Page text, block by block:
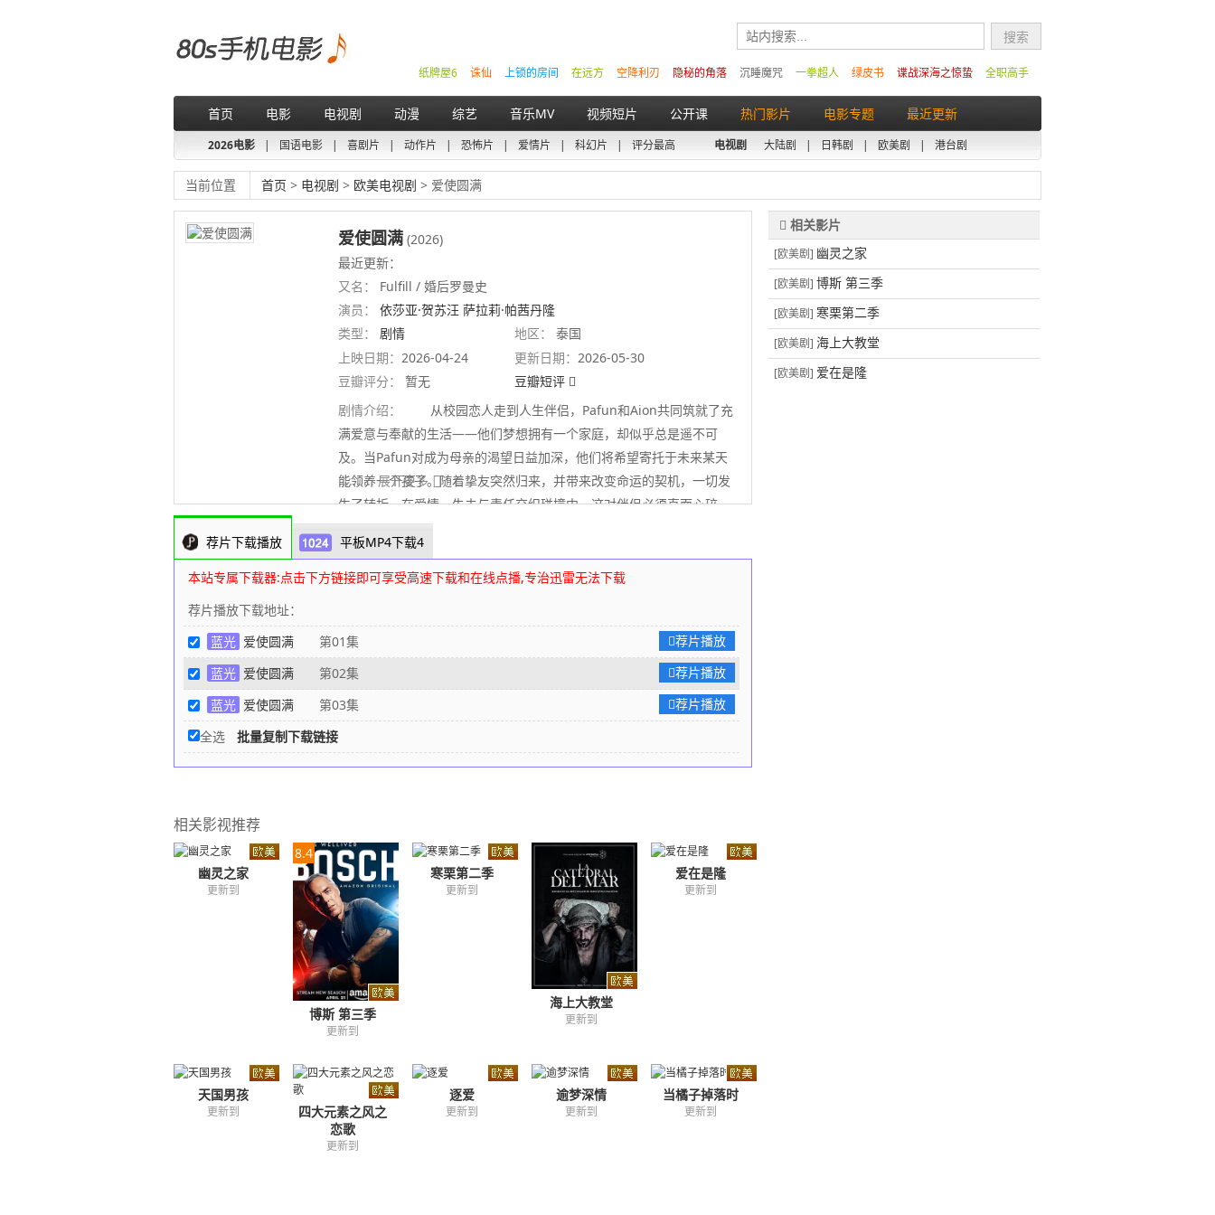
全职高手
谍战深海之惊蛰
绿皮书
一拳超人
沉睡魔咒
隐秘的角落
空降利刃
在远方
上锁的房间
诛仙
纸牌屋6
首页 电影 电视剧 动漫 综艺 音乐MV 视频短片 公开课 热门影片 电影专题 最近更新
2026电影 | 国语电影 | 喜剧片 | 动作片 | 恐怖片 | 爱情片 | 科幻片 | 评分最高 电视剧 大陆剧 | 日韩剧 | 欧美剧 | 港台剧
当前位置 首页 > 电视剧 > 欧美电视剧 > 爱使圆满
爱使圆满 (2026)
最近更新：
又名：
Fulfill / 婚后罗曼史
演员：
依莎亚·贺苏汪 萨拉莉·帕茜丹隆
类型：
剧情 地区：
泰国
上映日期： 2026-04-24 更新日期： 2026-05-30
豆瓣评分：
暂无
豆瓣短评
剧情介绍：
从校园恋人走到人生伴侣，Pafun和Aion共同筑就了充
满爱意与奉献的生活——他们梦想拥有一个家庭，却似乎总是遥不可
及。当Pafun对成为母亲的渴望日益加深，他们将希望寄托于未来某天
能领养一个孩子。随着挚友突然归来，并带来改变命运的契机，一切发
生了转折。在爱情、失去与责任交织碰撞中，这对伴侣必须直面心碎、
学会坚韧，并迎接成为新手父母的重重挑战。圆满是一段温柔而动人的
旅程，颂扬了“选择的家人”的意义，以及用爱填补生命缺口的温暖力量
80s高清电影下载网编辑整理
.......... 展开更多
荐片下载播放 平板MP4下载4
本站专属下载器:点击下方链接即可享受高速下载和在线点播,专治迅雷无法下载
荐片播放下载地址：
蓝光 爱使圆满 第01集
荐片播放
蓝光 爱使圆满 第02集
荐片播放
蓝光 爱使圆满 第03集
荐片播放
全选
批量复制下载链接
相关影视推荐
幽灵之家
更新到
8.4
博斯 第三季
更新到
寒栗第二季
更新到
海上大教堂
更新到
爱在是隆
更新到
天国男孩
更新到
四大元素之风之
恋歌
更新到
逐爱
更新到
逾梦深情
更新到
当橘子掉落时
更新到
相关影片
[欧美剧] 幽灵之家
[欧美剧] 博斯 第三季
[欧美剧] 寒栗第二季
[欧美剧] 海上大教堂
[欧美剧] 爱在是隆